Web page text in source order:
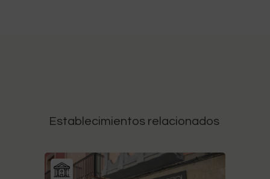
Establecimientos relacionados